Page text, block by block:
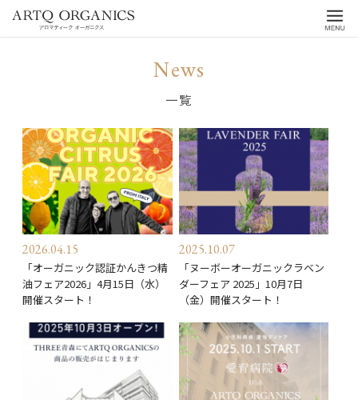
ARTQ
News
一覧
2026.04.15
「オーガニック認証かんきつ精
油フェア2026」4月15日（水）
開催スタート！
2025.10.07
「ヌーボーオーガニックラベン
ダーフェア 2025」10月7日
（金）開催スタート！